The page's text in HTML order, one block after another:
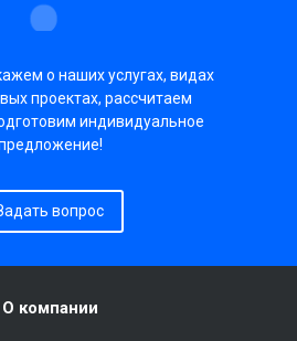
о наших услугах, видах
проектах, рассчитаем
индивидуальное
вопрос
О компании